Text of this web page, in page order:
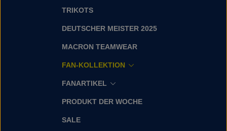
TRIKOTS
DEUTSCHER MEISTER 2025
MACRON TEAMWEAR
FAN-KOLLEKTION
FANARTIKEL
PRODUKT DER WOCHE
SALE